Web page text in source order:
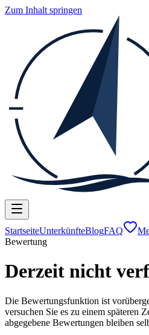
Zum Inhalt springen
StartseiteUnterkünfteBlogFAQ
Bewertung
Derzeit nicht
Die Bewertungsfunktion ist
versuchen Sie es zu einem späteren
abgegebene Bewertungen bleiben